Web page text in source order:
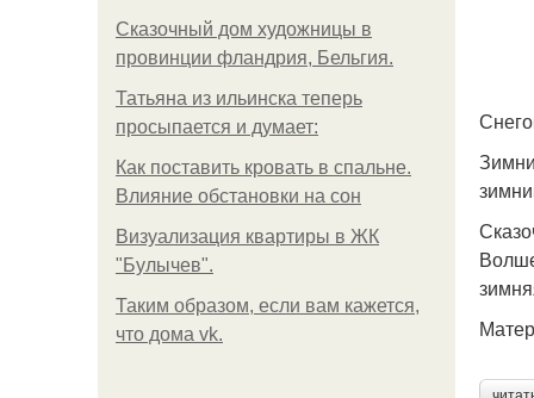
Сказочный дом художницы в
провинции фландрия, Бельгия.
Татьяна из ильинска теперь
просыпается и думает:
Как поставить кровать в спальне.
Влияние обстановки на сон
Визуализация квартиры в ЖК
"Булычев".
Таким образом, если вам кажется,
что дома vk.